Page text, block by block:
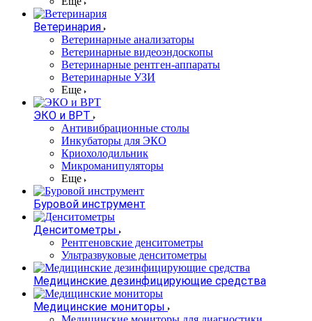
Ветеринария
Ветеринарные анализаторы
Ветеринарные видеоэндоскопы
Ветеринарные рентген-аппараты
Ветеринарные УЗИ
Еще
ЭКО и ВРТ
Антивибрационные столы
Инкубаторы для ЭКО
Криохолодильник
Микроманипуляторы
Еще
Буровой инструмент
Денситометры
Рентгеновские денситометры
Ультразвуковые денситометры
Медицинские дезинфицирующие средства
Медицинские мониторы